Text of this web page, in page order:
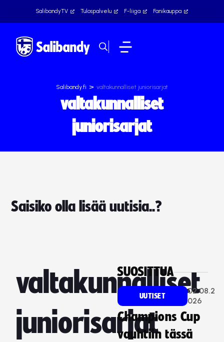
SalibandyTV Tulospalvelu F-liiga Fanikauppa
Salibandy.fi > valtakunnalliset juniorisarjat
valtakunnalliset
juniorisarjat
Saisiko olla lisää uutisia..?
valtakunnalliset
juniorisarjat
SUOSITTUA
UUTISET
02.08.2
026
Champions Cup
vauhtiin tässä